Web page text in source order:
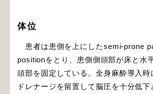
体位
患者は患側を上にしたsemi-prone
positionをとり、患側側頭部が床と水
頭部を固定している。全身麻酔導入時
ドレナージを留置して脳圧を十分低